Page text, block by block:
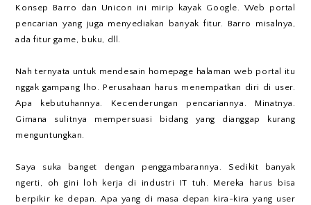
Konsep Barro dan Unicon ini mirip kayak Google. Web portal
pencarian yang juga menyediakan banyak fitur. Barro misalnya,
ada fitur game, buku, dll.
Nah ternyata untuk mendesain homepage halaman web portal itu
nggak gampang lho. Perusahaan harus menempatkan diri di user.
Apa kebutuhannya. Kecenderungan pencariannya. Minatnya.
Gimana sulitnya mempersuasi bidang yang dianggap kurang
menguntungkan.
Saya suka banget dengan penggambarannya. Sedikit banyak
ngerti, oh gini loh kerja di industri IT tuh. Mereka harus bisa
berpikir ke depan. Apa yang di masa depan kira-kira yang user